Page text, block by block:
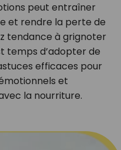
peut entraîner
et rendre la perte de
tendance à grignoter
temps d’adopter de
efficaces pour
et
la nourriture.